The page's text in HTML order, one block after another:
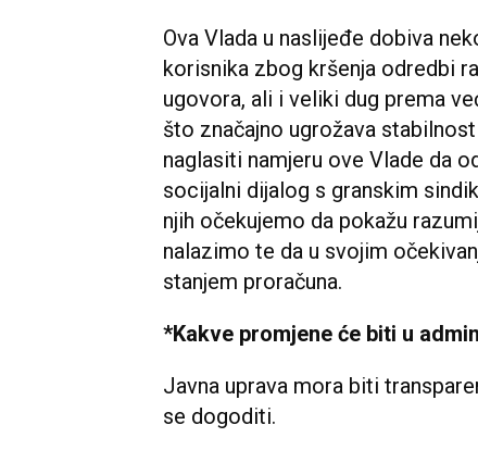
Ova Vlada u naslijeđe dobiva
korisnika zbog kršenja odredbi
ugovora, ali i veliki dug prema
što značajno ugrožava
naglasiti namjeru ove Vlade da
socijalni dijalog s granskim
njih očekujemo da pokažu
nalazimo te da u svojim
stanjem proračuna.
*Kakve promjene će biti u
Javna uprava mora biti
se dogoditi.